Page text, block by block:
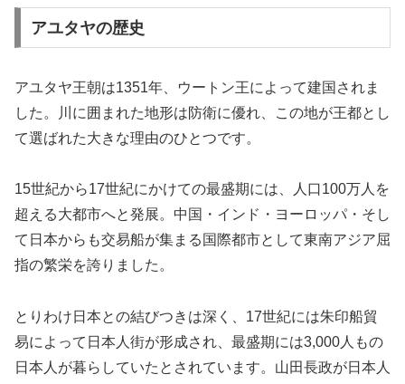
アユタヤの歴史
アユタヤ王朝は1351年、ウートン王によって建国されま
した。川に囲まれた地形は防衛に優れ、この地が王都とし
て選ばれた大きな理由のひとつです。
15世紀から17世紀にかけての最盛期には、人口100万人を
超える大都市へと発展。中国・インド・ヨーロッパ・そし
て日本からも交易船が集まる国際都市として東南アジア屈
指の繁栄を誇りました。
とりわけ日本との結びつきは深く、17世紀には朱印船貿
易によって日本人街が形成され、最盛期には3,000人もの
日本人が暮らしていたとされています。山田長政が日本人